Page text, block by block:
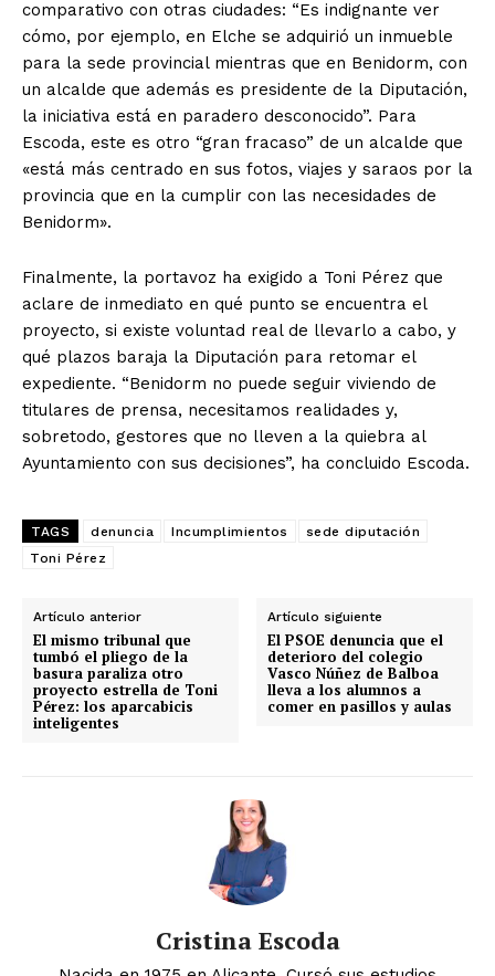
comparativo con otras ciudades: “Es indignante ver
cómo, por ejemplo, en Elche se adquirió un inmueble
para la sede provincial mientras que en Benidorm, con
un alcalde que además es presidente de la Diputación,
la iniciativa está en paradero desconocido”. Para
Escoda, este es otro “gran fracaso” de un alcalde que
«está más centrado en sus fotos, viajes y saraos por la
provincia que en la cumplir con las necesidades de
Benidorm».
Finalmente, la portavoz ha exigido a Toni Pérez que
aclare de inmediato en qué punto se encuentra el
proyecto, si existe voluntad real de llevarlo a cabo, y
qué plazos baraja la Diputación para retomar el
expediente. “Benidorm no puede seguir viviendo de
titulares de prensa, necesitamos realidades y,
sobretodo, gestores que no lleven a la quiebra al
Ayuntamiento con sus decisiones”, ha concluido Escoda.
TAGS denuncia Incumplimientos
sede diputación
Toni Pérez
Artículo anterior
El mismo tribunal que
tumbó el pliego de la
basura paraliza otro
proyecto estrella de Toni
Pérez: los aparcabicis
inteligentes
Artículo siguiente
El PSOE denuncia que el
deterioro del colegio
Vasco Núñez de Balboa
lleva a los alumnos a
comer en pasillos y aulas
Cristina Escoda